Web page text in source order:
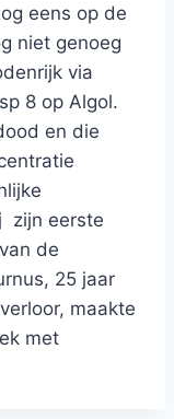
eens op de
niet genoeg
via
8 op Algol.
en die
zijn eerste
de
25 jaar
maakte
met